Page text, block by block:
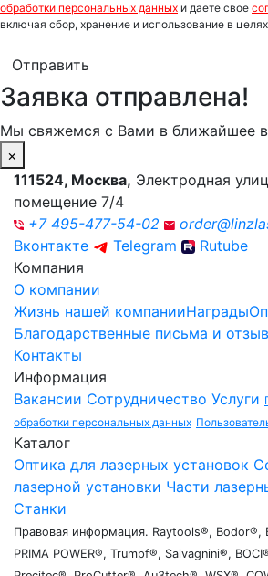
обработки персональных данных и даете свое
включая сбор, хранение и использование в
Отправить
Заявка отправлена!
Мы свяжемся с Вами в ближайшее
×
111524, Москва, Электродная
помещение 7/4
+7 495-477-54-02
Вконтакте
Telegram
Rutube
Компания
О компании
Жизнь нашей компанииНаграды
Благодарственные письма и
Контакты
Информация
Вакансии Сотрудничество Услуги
обработки персональных данных
Каталог
Оптика для лазерных установок
лазерной установки Части
Станки
Правовая информация. Raytools®, Bodor®,
PRIMA POWER®, Trumpf®, Salvagnini®,